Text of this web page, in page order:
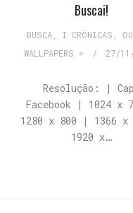
Buscai!
BUSCA, I CRÔNICAS
WALLPAPERS >
/ 27/
Resolução: |
Facebook | 1024 x
1280 x 800 | 1366 x
1920 x…